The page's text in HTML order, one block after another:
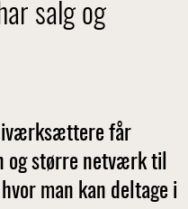
salg og
iværksættere får
og større netværk til
man kan deltage i